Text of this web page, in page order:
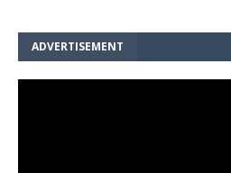
ADVERTISEMENT